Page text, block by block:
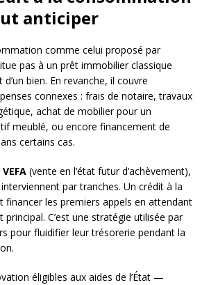
anticiper
comme celui proposé par
pas à un prêt immobilier classique
d’un bien. En revanche, il couvre
connexes : frais de notaire, travaux
achat de mobilier pour un
meublé, ou encore financement de
certains cas.
VEFA (vente en l’état futur d’achèvement),
par tranches. Un crédit à la
les premiers appels en attendant
C’est une stratégie utilisée par
pour fluidifier leur trésorerie pendant la
éligibles aux aides de l’État —